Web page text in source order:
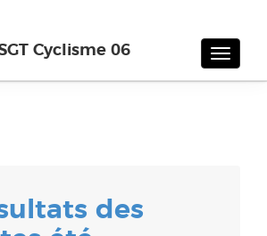
Toggle
Cyclisme 06
des